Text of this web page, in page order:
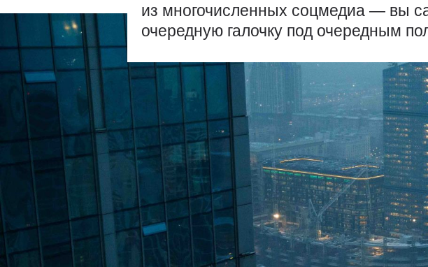
из многочисленных соцмедиа — ​вы
очередную галочку под очередным